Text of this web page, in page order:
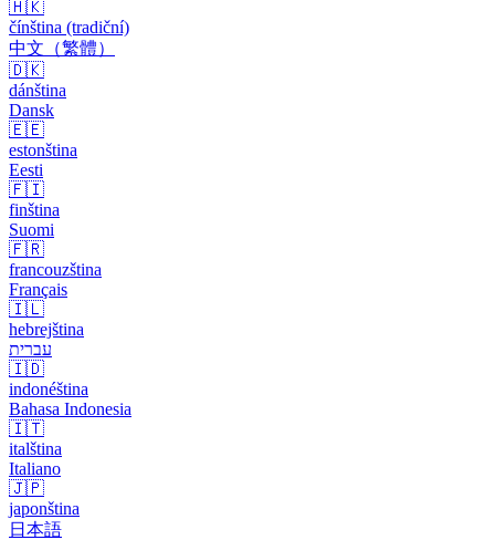
🇭🇰
čínština (tradiční)
中文（繁體）
🇩🇰
dánština
Dansk
🇪🇪
estonština
Eesti
🇫🇮
finština
Suomi
🇫🇷
francouzština
Français
🇮🇱
hebrejština
עברית
🇮🇩
indonéština
Bahasa Indonesia
🇮🇹
italština
Italiano
🇯🇵
japonština
日本語